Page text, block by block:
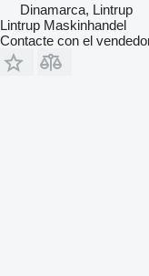
Dinamarca, Lintrup
Lintrup Maskinhandel
Contacte con el